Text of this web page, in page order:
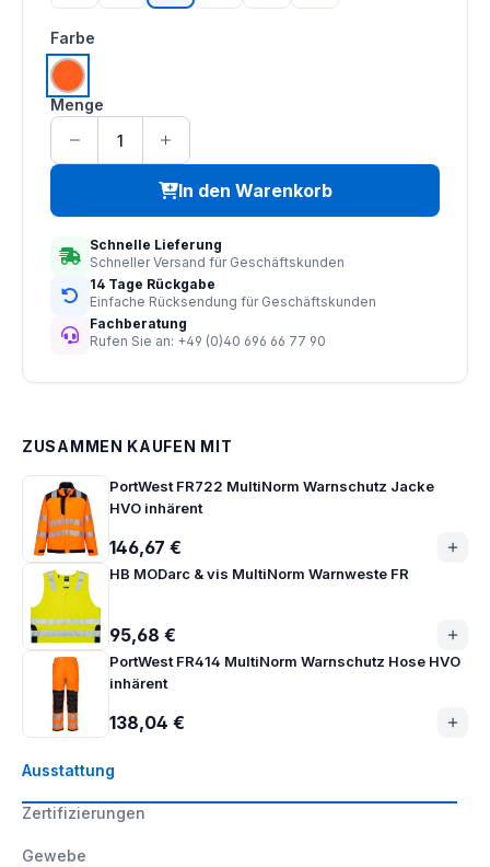
Ausstattung
Zertifizierungen
Gewebe
Farbe
warnorange
Menge
In den Warenkorb
Schnelle Lieferung
Schneller Versand für Geschäftskunden
14 Tage Rückgabe
Einfache Rücksendung für Geschäftskunden
Fachberatung
Rufen Sie an: +49 (0)40 696 66 77 90
ZUSAMMEN KAUFEN MIT
PortWest FR722 MultiNorm Warnschutz Jacke
HVO inhärent
146,67 €
HB MODarc & vis MultiNorm Warnweste FR
95,68 €
PortWest FR414 MultiNorm Warnschutz Hose HVO
inhärent
138,04 €